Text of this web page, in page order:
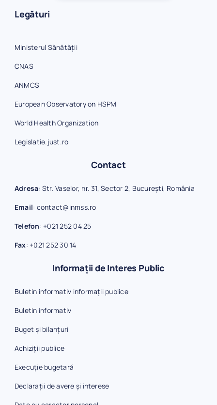
Legături
Ministerul Sănătății
CNAS
ANMCS
European Observatory on HSPM
World Health Organization
Legislatie.just.ro
Contact
Adresa: Str. Vaselor, nr. 31, Sector 2, București, România
Email: contact@inmss.ro
Telefon: +021 252 04 25
Fax: +021 252 30 14
Informații de Interes Public
Buletin informativ informații publice
Buletin informativ
Buget și bilanțuri
Achiziții publice
Execuție bugetară
Declarații de avere și interese